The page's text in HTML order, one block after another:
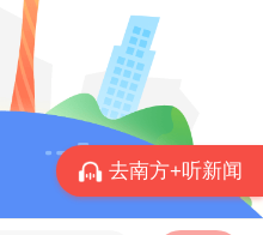
开展自然学习。
去南方+听新闻